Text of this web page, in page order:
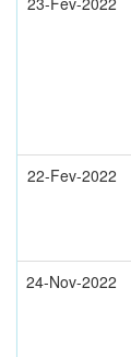
22-Fev-2022
24-Nov-2022